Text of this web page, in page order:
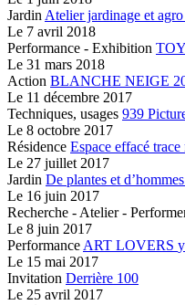
Jardin Atelier jardinage et
Le 7 avril 2018
Performance - Exhibition
Le 31 mars 2018
Action BLANCHE NEIGE
Le 11 décembre 2017
Techniques, usages 939
Le 8 octobre 2017
Résidence Espace effacé trace
Le 27 juillet 2017
Jardin De plantes et
Le 16 juin 2017
Recherche - Atelier -
Le 8 juin 2017
Performance ART LOVERS
Le 15 mai 2017
Invitation Derrière 100
Le 25 avril 2017